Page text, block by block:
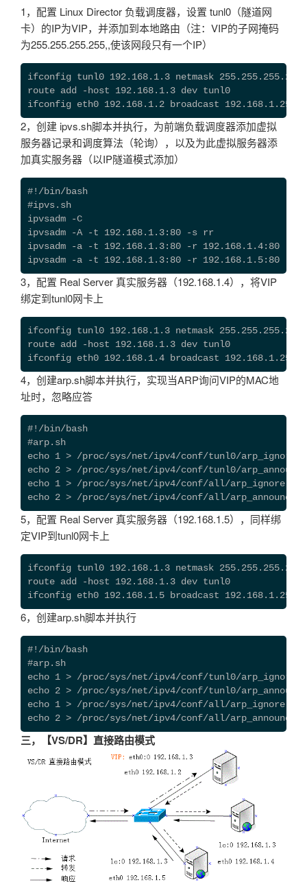
1，配置 Linux Director 负载调度器，设置 tunl0（隧道网
卡）的IP为VIP，并添加到本地路由（注：VIP的子网掩码
为255.255.255.255,,使该网段只有一个IP）
ifconfig tunl0 192.168.1.3 netmask 255.255.255.255
route add -host 192.168.1.3 dev tunl0
ifconfig eth0 192.168.1.2 broadcast 192.168.1.255
2，创建 ipvs.sh脚本并执行，为前端负载调度器添加虚拟
服务器记录和调度算法（轮询），以及为此虚拟服务器添
加真实服务器（以IP隧道模式添加）
#!/bin/bash
#ipvs.sh
ipvsadm -C
ipvsadm -A -t 192.168.1.3:80 -s rr
ipvsadm -a -t 192.168.1.3:80 -r 192.168.1.4:80 -i
ipvsadm -a -t 192.168.1.3:80 -r 192.168.1.5:80 -i
3，配置 Real Server 真实服务器（192.168.1.4），将VIP
绑定到tunl0网卡上
ifconfig tunl0 192.168.1.3 netmask 255.255.255.255
route add -host 192.168.1.3 dev tunl0
ifconfig eth0 192.168.1.4 broadcast 192.168.1.255
4，创建arp.sh脚本并执行，实现当ARP询问VIP的MAC地
址时，忽略应答
#!/bin/bash
#arp.sh
echo 1 > /proc/sys/net/ipv4/conf/tunl0/arp_ignore
echo 2 > /proc/sys/net/ipv4/conf/tunl0/arp_announce
echo 1 > /proc/sys/net/ipv4/conf/all/arp_ignore
echo 2 > /proc/sys/net/ipv4/conf/all/arp_announce
5，配置 Real Server 真实服务器（192.168.1.5），同样绑
定VIP到tunl0网卡上
ifconfig tunl0 192.168.1.3 netmask 255.255.255.255
route add -host 192.168.1.3 dev tunl0
ifconfig eth0 192.168.1.5 broadcast 192.168.1.255
6，创建arp.sh脚本并执行
#!/bin/bash
#arp.sh
echo 1 > /proc/sys/net/ipv4/conf/tunl0/arp_ignore
echo 2 > /proc/sys/net/ipv4/conf/tunl0/arp_announce
echo 1 > /proc/sys/net/ipv4/conf/all/arp_ignore
echo 2 > /proc/sys/net/ipv4/conf/all/arp_announce
三，【VS/DR】直接路由模式